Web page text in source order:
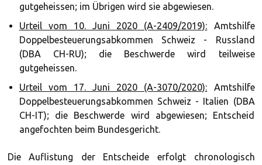
gutgeheissen; im Übrigen wird sie abgewiesen.
Urteil vom 10. Juni 2020 (A-2409/2019): Amtshilfe
Doppelbesteuerungsabkommen Schweiz - Russland
(DBA CH-RU); die Beschwerde wird teilweise
gutgeheissen.
Urteil vom 17. Juni 2020 (A-3070/2020): Amtshilfe
Doppelbesteuerungsabkommen Schweiz - Italien (DBA
CH-IT); die Beschwerde wird abgewiesen; Entscheid
angefochten beim Bundesgericht.
Die Auflistung der Entscheide erfolgt chronologisch